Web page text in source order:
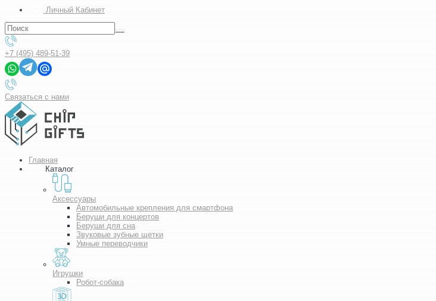
Личный Кабинет
+7 (495) 489-51-39
Связаться с нами
Главная
Каталог
Аксессуары
Автомобильные крепления для смартфона
Беруши для концертов
Беруши для сна
Звуковые зубные щетки
Умные переводчики
Игрушки
Робот-собака